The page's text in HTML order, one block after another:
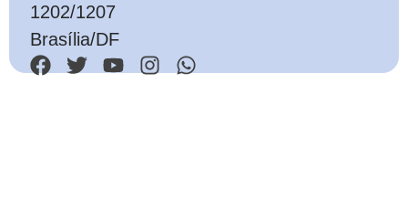
1202/1207
Brasília/DF